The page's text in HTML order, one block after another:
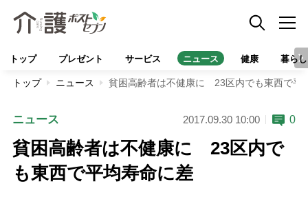
トップ プレゼント サービス ニュース 健康 暮らし
トップ ニュース 貧困高齢者は不健康に 23区内でも東西で平
ニュース 2017.09.30 10:00 0
貧困高齢者は不健康に 23区内で
も東西で平均寿命に差